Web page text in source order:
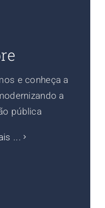
e conheça a
a
pública
...